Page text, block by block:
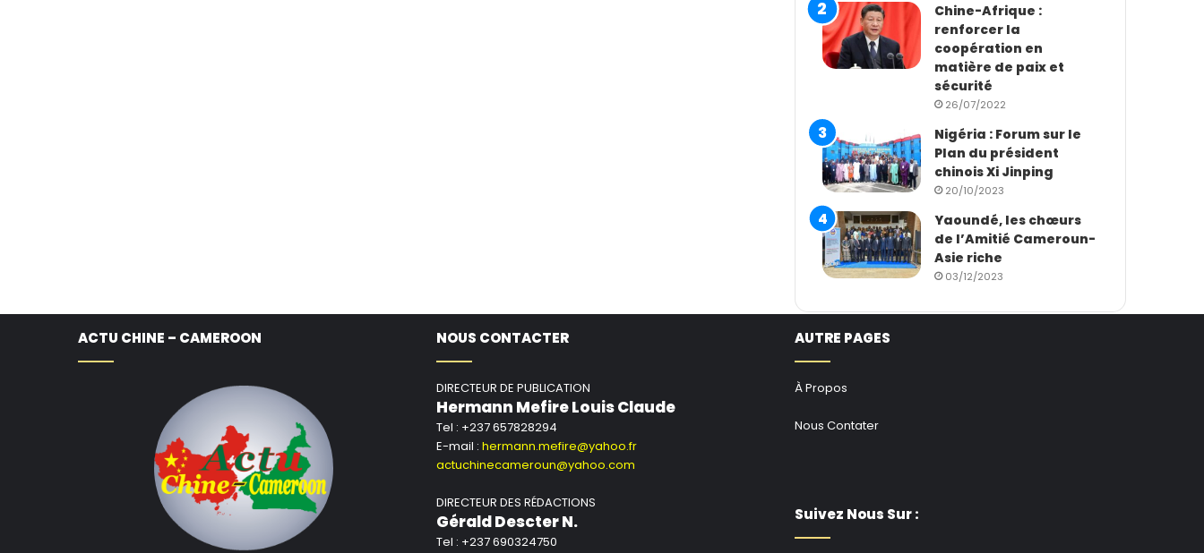
Chine-Afrique :
renforcer la
coopération en
matière de paix et
sécurité
26/07/2022
Nigéria : Forum sur le
Plan du président
chinois Xi Jinping
20/10/2023
Yaoundé, les chœurs
de l’Amitié Cameroun-
Asie riche
03/12/2023
ACTU CHINE – CAMEROON NOUS CONTACTER
DIRECTEUR DE PUBLICATION
Hermann Mefire Louis Claude
Tel : +237 657828294
E-mail : hermann.mefire@yahoo.fr
actuchinecameroun@yahoo.com
DIRECTEUR DES RÉDACTIONS
Gérald Descter N.
Tel : +237 690324750
AUTRE PAGES
À Propos
Nous Contater
Suivez Nous Sur :